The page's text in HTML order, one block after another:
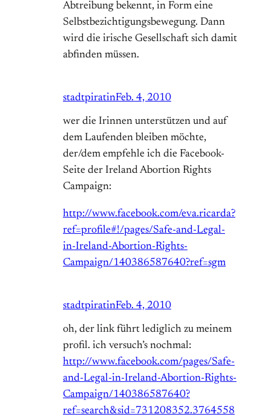
Abtreibung bekennt, in Form eine
Selbstbezichtigungsbewegung. Dann
wird die irische Gesellschaft sich damit
abfinden müssen.
stadtpiratinFeb. 4, 2010
wer die Irinnen unterstützen und auf
dem Laufenden bleiben möchte,
der/dem empfehle ich die Facebook-
Seite der Ireland Abortion Rights
Campaign:
http://www.facebook.com/eva.ricarda?
ref=profile#!/pages/Safe-and-Legal-
in-Ireland-Abortion-Rights-
Campaign/140386587640?ref=sgm
stadtpiratinFeb. 4, 2010
oh, der link führt lediglich zu meinem
profil. ich versuch’s nochmal:
http://www.facebook.com/pages/Safe-
and-Legal-in-Ireland-Abortion-Rights-
Campaign/140386587640?
ref=search&sid=731208352.3764558